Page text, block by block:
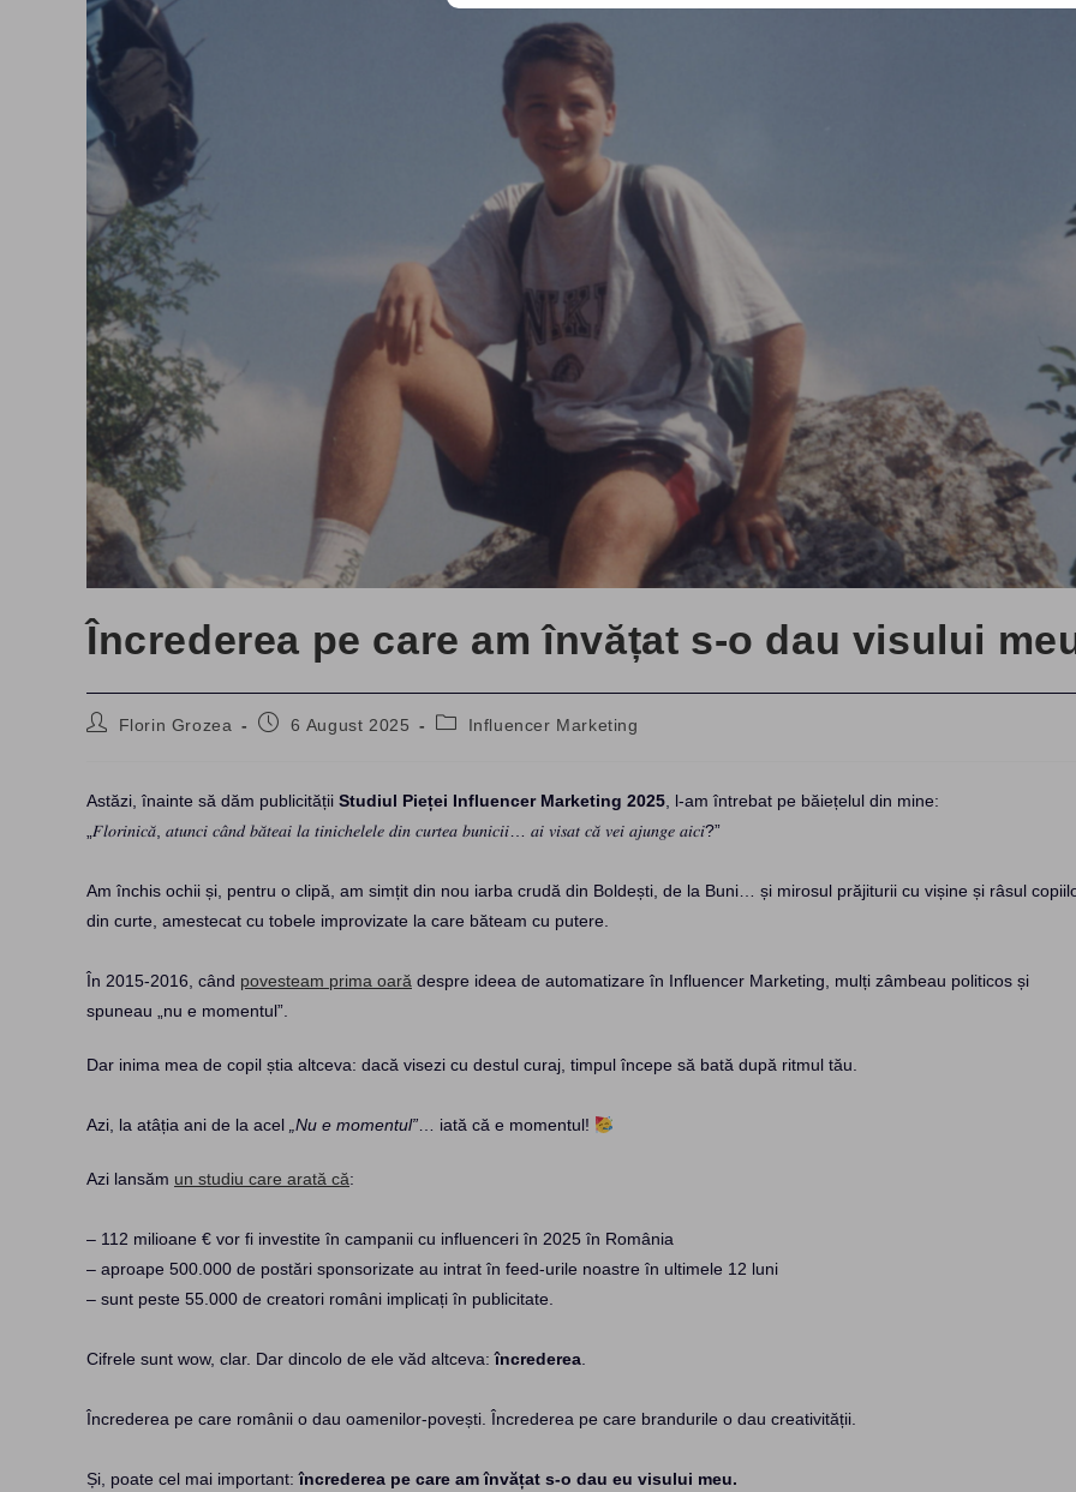
Încrederea pe care am învățat s-o dau visului
PostFlorin Grozea
Post6 August 2025
PostInfluencer Marketing
Astăzi, înainte să dăm publicității Studiul Pieței Influencer Marketing 2025, l-am întrebat pe băiețelul din mine:
„𝐹𝑙𝑜𝑟𝑖𝑛𝑖𝑐𝑎̆, 𝑎𝑡𝑢𝑛𝑐𝑖 𝑐𝑎̂𝑛𝑑 𝑏𝑎̆𝑡𝑒𝑎𝑖 𝑙𝑎 𝑡𝑖𝑛𝑖𝑐ℎ𝑒𝑙𝑒𝑙𝑒 𝑑𝑖𝑛 𝑐𝑢𝑟𝑡𝑒𝑎 𝑏𝑢𝑛𝑖𝑐𝑖𝑖… 𝑎𝑖 𝑣𝑖𝑠𝑎𝑡 𝑐𝑎̆ 𝑣𝑒𝑖 𝑎𝑗𝑢𝑛𝑔𝑒 𝑎𝑖𝑐𝑖?”
Am închis ochii și, pentru o clipă, am simțit din nou iarba crudă din Boldești, de la Buni… și mirosul prăjiturii cu vișine și râsul
din curte, amestecat cu tobele improvizate la care băteam cu putere.
În 2015-2016, când povesteam prima oară despre ideea de automatizare în Influencer Marketing, mulți zâmbeau politicos și
spuneau „nu e momentul”.
Dar inima mea de copil știa altceva: dacă visezi cu destul curaj, timpul începe să bată după ritmul tău.
Azi, la atâția ani de la acel „Nu e momentul”… iată că e momentul!
Azi lansăm un studiu care arată că:
– 112 milioane € vor fi investite în campanii cu influenceri în 2025 în România
– aproape 500.000 de postări sponsorizate au intrat în feed-urile noastre în ultimele 12 luni
– sunt peste 55.000 de creatori români implicați în publicitate.
Cifrele sunt wow, clar. Dar dincolo de ele văd altceva:încrederea.
Încrederea pe care românii o dau oamenilor-povești. Încrederea pe care brandurile o dau creativității.
Și, poate cel mai important:încrederea pe care am învățat s-o dau eu visului meu.